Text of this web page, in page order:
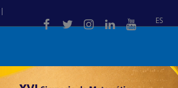
|
ES